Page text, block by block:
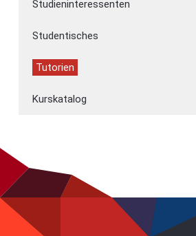
Studieninteressenten
Studentisches
Tutorien
Kurskatalog